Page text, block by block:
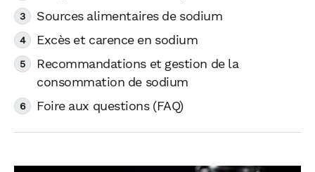
Sources alimentaires de sodium
Excès et carence en sodium
Recommandations et gestion de la
consommation de sodium
Foire aux questions (FAQ)